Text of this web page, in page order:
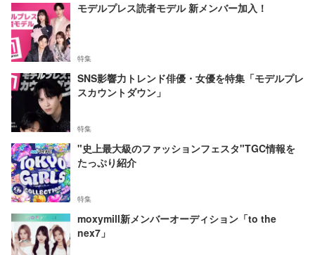
モデルプレス読者モデル 新メンバー加入！
特集
SNS影響力トレンド俳優・女優を特集「モデルプレ
スカウントダウン」
特集
"史上最大級のファッションフェスタ"TGC情報を
たっぷり紹介
特集
moxymill新メンバーオーディション「to the
nex7」